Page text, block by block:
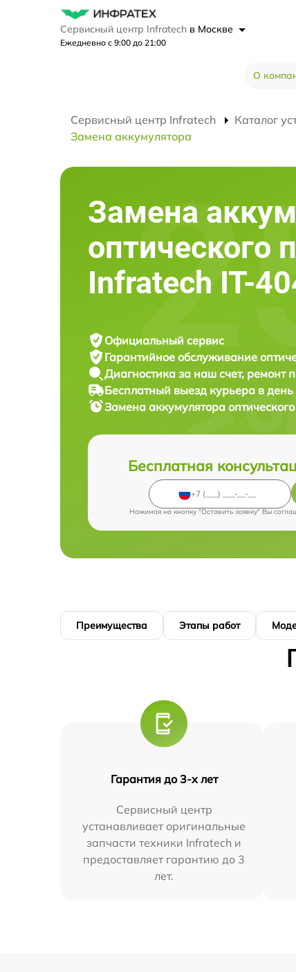
Сервисный центр Infratech в Москве
Ежедневно с 9:00 до 21:00
О
Сервисный центр Infratech Каталог
Замена аккумулятора
Замена
оптического
Infratech IT-
Официальный сервис
Гарантийное обслуживание
Диагностика за наш счет, ремонт
Бесплатный выезд курьера в
Замена аккумулятора
Бесплатная
Нажимая на кнопку "Оставить заявку" Вы
Преимущества Этапы работ
Гарантия до 3-х лет
Сервисный центр
устанавливает оригинальные
запчасти техники Infratech и
предоставляет гарантию до 3
лет.